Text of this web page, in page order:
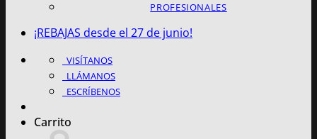
PROFESIONALES
¡REBAJAS desde el 27 de junio!
VISÍTANOS
LLÁMANOS
ESCRÍBENOS
Carrito